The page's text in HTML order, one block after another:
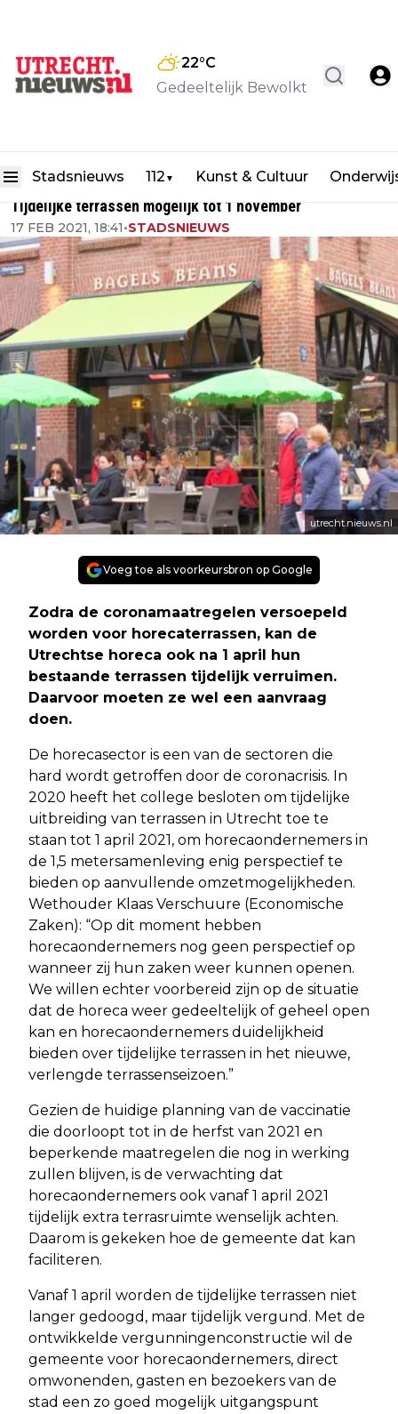
22°C
Gedeeltelijk Bewolkt
Stadsnieuws 112 ▼ Kunst & Cultuur
Tijdelijke terrassen mogelijk tot 1 november
17 FEB 2021, 18:41•STADSNIEUWS
utrecht.nieuws.nl
Voeg toe als voorkeursbron op Google
Zodra de coronamaatregelen versoepeld
worden voor horecaterrassen, kan de
Utrechtse horeca ook na 1 april hun
bestaande terrassen tijdelijk verruimen.
Daarvoor moeten ze wel een aanvraag
doen.
De horecasector is een van de sectoren die
hard wordt getroffen door de coronacrisis. In
2020 heeft het college besloten om tijdelijke
uitbreiding van terrassen in Utrecht toe te
staan tot 1 april 2021, om horecaondernemers in
de 1,5 metersamenleving enig perspectief te
bieden op aanvullende omzetmogelijkheden.
Wethouder Klaas Verschuure (Economische
Zaken): “Op dit moment hebben
horecaondernemers nog geen perspectief op
wanneer zij hun zaken weer kunnen openen.
We willen echter voorbereid zijn op de situatie
dat de horeca weer gedeeltelijk of geheel open
kan en horecaondernemers duidelijkheid
bieden over tijdelijke terrassen in het nieuwe,
verlengde terrassenseizoen.”
Gezien de huidige planning van de vaccinatie
die doorloopt tot in de herfst van 2021 en
beperkende maatregelen die nog in werking
zullen blijven, is de verwachting dat
horecaondernemers ook vanaf 1 april 2021
tijdelijk extra terrasruimte wenselijk achten.
Daarom is gekeken hoe de gemeente dat kan
faciliteren.
Vanaf 1 april worden de tijdelijke terrassen niet
langer gedoogd, maar tijdelijk vergund. Met de
ontwikkelde vergunningenconstructie wil de
gemeente voor horecaondernemers, direct
omwonenden, gasten en bezoekers van de
stad een zo goed mogelijk uitgangspunt